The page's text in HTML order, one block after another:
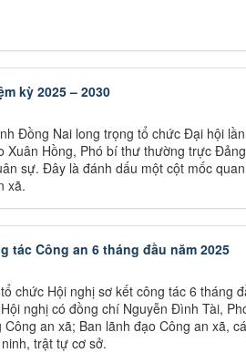
kỳ 2025 – 2030
Đồng Nai long trọng tổ chức Đại hội
Hồng, Phó bí thư thường trực
sự. Đây là đánh dấu một cột mốc
xã.
Công an 6 tháng đầu năm 2025
chức Hội nghị sơ kết công tác 6 tháng
nghị có đồng chí Nguyễn Đình Tài,
an xã; Ban lãnh đạo Công an xã,
trật tự cơ sở.